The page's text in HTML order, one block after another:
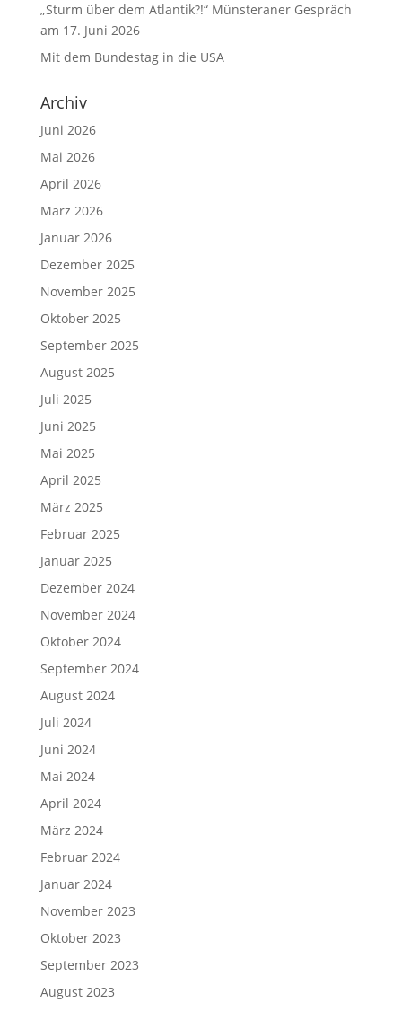
„Sturm über dem Atlantik?!“ Münsteraner Gespräch
am 17. Juni 2026
Mit dem Bundestag in die USA
Archiv
Juni 2026
Mai 2026
April 2026
März 2026
Januar 2026
Dezember 2025
November 2025
Oktober 2025
September 2025
August 2025
Juli 2025
Juni 2025
Mai 2025
April 2025
März 2025
Februar 2025
Januar 2025
Dezember 2024
November 2024
Oktober 2024
September 2024
August 2024
Juli 2024
Juni 2024
Mai 2024
April 2024
März 2024
Februar 2024
Januar 2024
November 2023
Oktober 2023
September 2023
August 2023